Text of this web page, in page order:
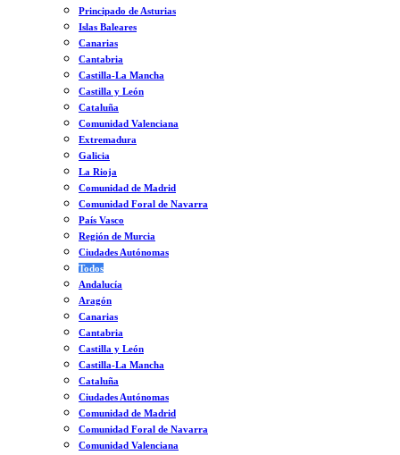
Principado de Asturias
Islas Baleares
Canarias
Cantabria
Castilla-La Mancha
Castilla y León
Cataluña
Comunidad Valenciana
Extremadura
Galicia
La Rioja
Comunidad de Madrid
Comunidad Foral de Navarra
País Vasco
Región de Murcia
Ciudades Autónomas
Todos
Andalucía
Aragón
Canarias
Cantabria
Castilla y León
Castilla-La Mancha
Cataluña
Ciudades Autónomas
Comunidad de Madrid
Comunidad Foral de Navarra
Comunidad Valenciana